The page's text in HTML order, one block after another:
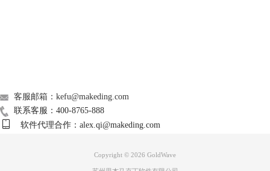
客服邮箱：kefu@makeding.com
联系客服：400-8765-888
软件代理合作：alex.qi@makeding.com
Copyright © 2026 GoldWave